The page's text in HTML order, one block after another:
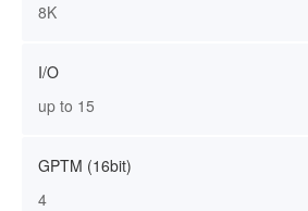
8K
I/O
up to 15
GPTM (16bit)
4